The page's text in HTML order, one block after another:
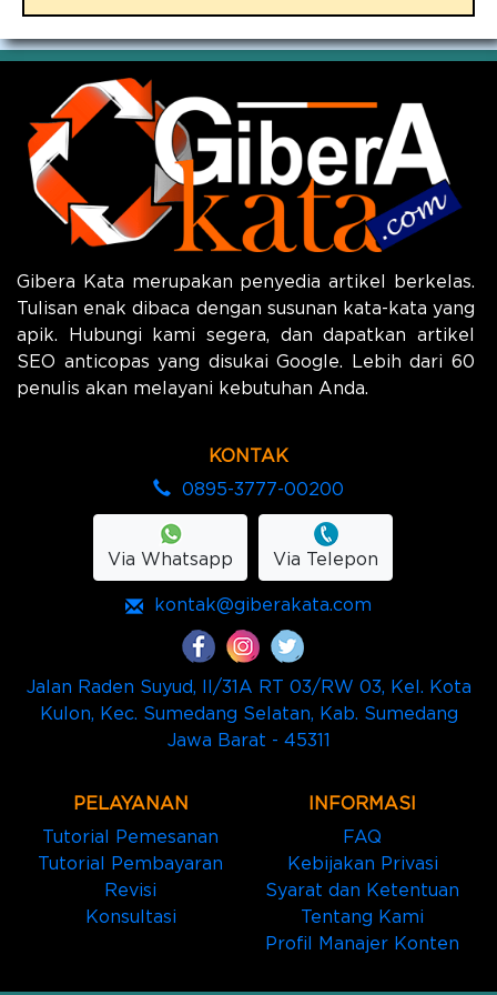
Gibera Kata merupakan penyedia artikel berkelas.
Tulisan enak dibaca dengan susunan kata-kata yang
apik. Hubungi kami segera, dan dapatkan artikel
SEO anticopas yang disukai Google. Lebih dari 60
penulis akan melayani kebutuhan Anda.
KONTAK
0895-3777-00200
Via Whatsapp Via Telepon
kontak@giberakata.com
Jalan Raden Suyud, II/31A RT 03/RW 03, Kel. Kota
Kulon, Kec. Sumedang Selatan, Kab. Sumedang
Jawa Barat - 45311
PELAYANAN
Tutorial Pemesanan
Tutorial Pembayaran
Revisi
Konsultasi
INFORMASI
FAQ
Kebijakan Privasi
Syarat dan Ketentuan
Tentang Kami
Profil Manajer Konten